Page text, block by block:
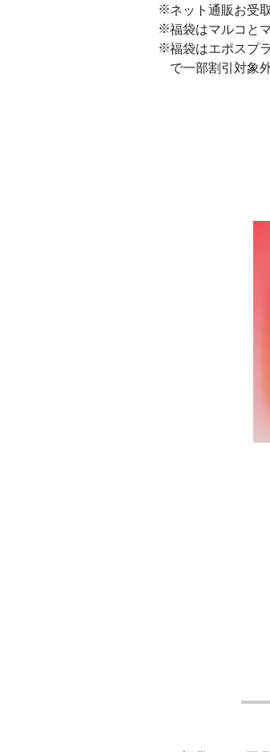
ネット通販お受
福袋はマルコと
福袋はエポスプ
で一部割引対象